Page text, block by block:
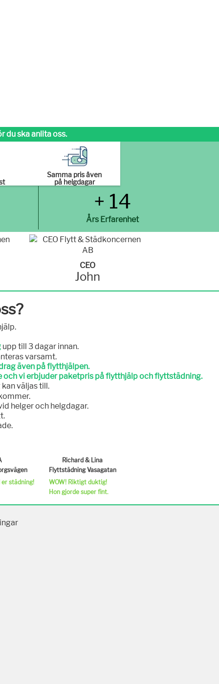
du ska anlita oss.
Samma pris även
på helgdagar
+ 14
Års Erfarenhet
CEO
John
upp till 3 dagar innan.
varsamt.
även på flytthjälpen.
och vi erbjuder paketpris på flytthjälp och flyttstädning.
väljas till.
helger och helgdagar.
städning!
Richard & Lina
Flyttstädning Vasagatan
WOW! Riktigt duktig!
Hon gjorde super fint.